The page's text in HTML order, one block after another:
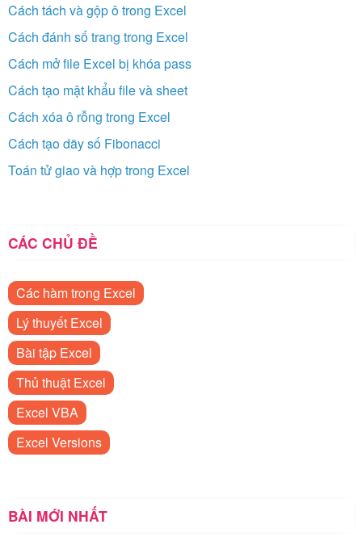
Cách tách và gộp ô trong Excel
Cách đánh số trang trong Excel
Cách mở file Excel bị khóa pass
Cách tạo mật khẩu file và sheet
Cách xóa ô rỗng trong Excel
Cách tạo dãy số Fibonacci
Toán tử giao và hợp trong Excel
CÁC CHỦ ĐỀ
Các hàm trong Excel
Lý thuyết Excel
Bài tập Excel
Thủ thuật Excel
Excel VBA
Excel Versions
BÀI MỚI NHẤT